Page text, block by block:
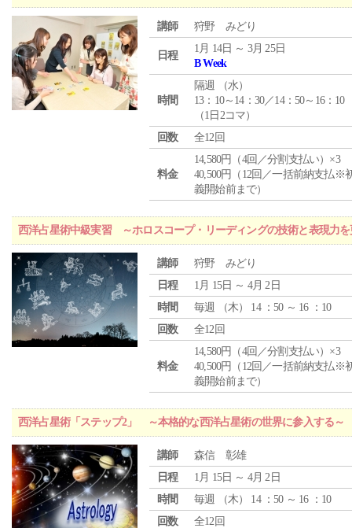
講師 狩野 みどり
日程
1月 14日 ～ 3月 25日
B Week
時間
隔週 （水）
13：10～14：30／14：50～16：10
（1日2コマ）
回数
全12回
料金
14,580円（4回／分割支払い）×3
40,500円（12回／一括前納支払※
義開始前まで）
西洋占星術中級実習 ～ホロスコープ・リーディングの技術と表現力
講師
狩野 みどり
日程
1月 15日 ～ 4月 2日
時間
毎週 （木） 14 ：50 ～ 16 ：10
回数
全12回
料金
14,580円（4回／分割支払い）×3
40,500円（12回／一括前納支払※
義開始前まで）
西洋占星術「ステップ2」 ～本格的な西洋占星術の世界に参入する～
講師
森信 彰雄
日程
1月 15日 ～ 4月 2日
時間
毎週 （木） 14 ：50 ～ 16 ：10
回数
全12回